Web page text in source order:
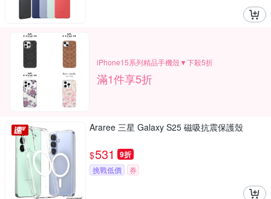
iPhone15系列精品手機殼▼下殺5折
滿1件享5折
Araree 三星 Galaxy S25 磁吸抗震保護殼
$531 9折
挑戰低價 券